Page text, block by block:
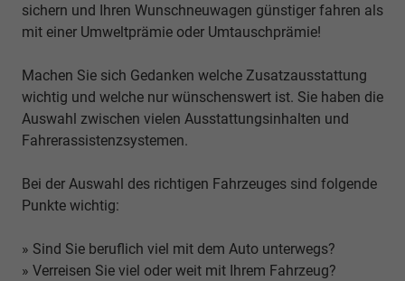
sichern und Ihren Wunschneuwagen günstiger fahren als
mit einer Umweltprämie oder Umtauschprämie!
Machen Sie sich Gedanken welche Zusatzausstattung
wichtig und welche nur wünschenswert ist. Sie haben die
Auswahl zwischen vielen Ausstattungsinhalten und
Fahrerassistenzsystemen.
Bei der Auswahl des richtigen Fahrzeuges sind folgende
Punkte wichtig:
» Sind Sie beruflich viel mit dem Auto unterwegs?
» Verreisen Sie viel oder weit mit Ihrem Fahrzeug?